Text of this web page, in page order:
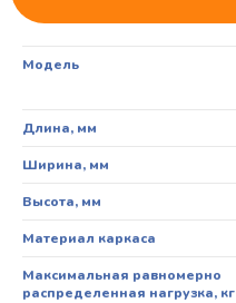
Модель
Длина, мм
Ширина, мм
Высота, мм
Материал каркаса
Максимальная равномерно
распределенная нагрузка, кг